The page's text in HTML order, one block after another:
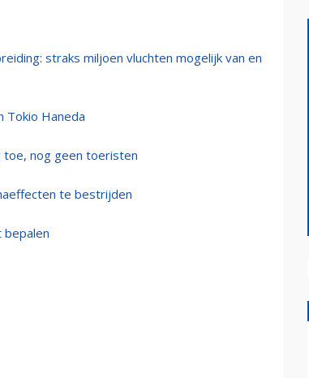
straks miljoen vluchten mogelijk van en
Tokio Haneda
toe, nog geen toeristen
te bestrijden
bepalen